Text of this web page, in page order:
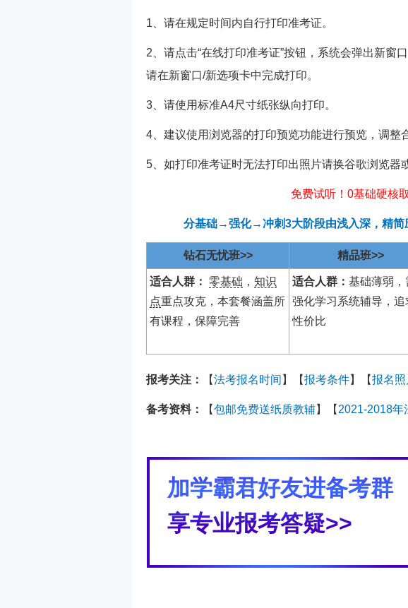
1、请在规定时间内自行打印准考证。
2、请点击“在线打印准考证”按钮，系统会弹出新窗
请在新窗口/新选项卡中完成打印。
3、请使用标准A4尺寸纸张纵向打印。
4、建议使用浏览器的打印预览功能进行预览，调整
5、如打印准考证时无法打印出照片请换谷歌浏览器
免费试听！0基础硬核
分基础→强化→冲刺3大阶段由浅入深，精简
钻石无忧班>> 精品班>>
适合人群： 零基础 ， 知识
点重点攻克，本套餐涵盖所
有课程，保障完善
适合人群： 基础薄弱，
强化学习系统辅导，追
性价比
报考关注： 【法考报名时间 】【报考条件】【报名
备考资料： 【包邮免费送纸质教辅】【 2021-2018年
加学霸君好友进备考群
享专业报考答疑>>